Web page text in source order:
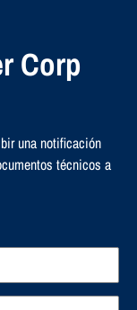
Corp
una notificación
técnicos a